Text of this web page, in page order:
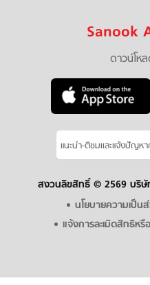
Sanook
ดาวน์โห
แนะนำ-ติชมเเละแจ้งปัญห
สงวนลิขสิทธิ์ © 2569 บริษั
นโยบายความเป็น
แจ้งการละเมิดสิทธิหรื